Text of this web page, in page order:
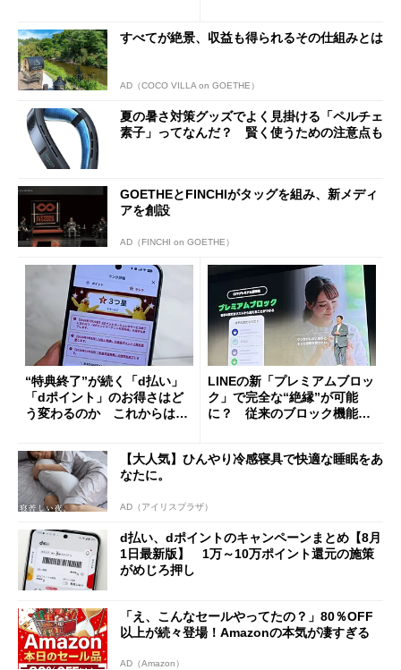
すべてが絶景、収益も得られるその仕組みとは
AD（COCO VILLA on GOETHE）
夏の暑さ対策グッズでよく見掛ける「ペルチェ
素子」ってなんだ？ 賢く使うための注意点も
GOETHEとFINCHIがタッグを組み、新メディ
アを創設
AD（FINCHI on GOETHE）
“特典終了”が続く「d払い」
「dポイント」のお得さはど
う変わるのか これからは
LINEの新「プレミアムブロッ
ク」で完全な“絶縁”が可能
に？ 従来のブロック機能と
【大人気】ひんやり冷感寝具で快適な睡眠をあ
なたに。
AD（アイリスプラザ）
d払い、dポイントのキャンペーンまとめ【8月
1日最新版】 1万～10万ポイント還元の施策
がめじろ押し
「え、こんなセールやってたの？」80％OFF
以上が続々登場！Amazonの本気が凄すぎる
AD（Amazon）